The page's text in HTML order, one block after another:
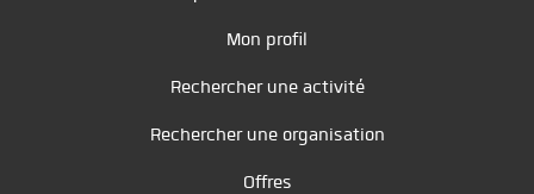
Mon profil
Rechercher une activité
Rechercher une organisation
Offres